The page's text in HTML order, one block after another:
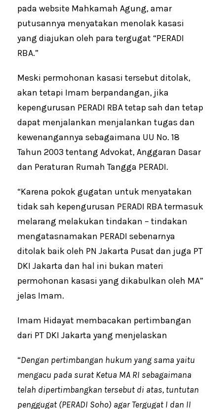
pada website Mahkamah Agung, amar
putusannya menyatakan menolak kasasi
yang diajukan oleh para tergugat “PERADI
RBA.”
Meski permohonan kasasi tersebut ditolak,
akan tetapi Imam berpandangan, jika
kepengurusan PERADI RBA tetap sah dan tetap
dapat menjalankan menjalankan tugas dan
kewenangannya sebagaimana UU No. 18
Tahun 2003 tentang Advokat, Anggaran Dasar
dan Peraturan Rumah Tangga PERADI.
“Karena pokok gugatan untuk menyatakan
tidak sah kepengurusan PERADI RBA termasuk
melarang melakukan tindakan – tindakan
mengatasnamakan PERADI sebenarnya
ditolak baik oleh PN Jakarta Pusat dan juga PT
DKI Jakarta dan hal ini bukan materi
permohonan kasasi yang dikabulkan oleh MA”
jelas Imam.
Imam Hidayat membacakan pertimbangan
dari PT DKI Jakarta yang menjelaskan
“Dengan pertimbangan hukum yang sama yaitu
mengacu pada surat Ketua MA RI sebagaimana
telah dipertimbangkan tersebut di atas, tuntutan
penggugat (PERADI Soho) agar Tergugat I dan II